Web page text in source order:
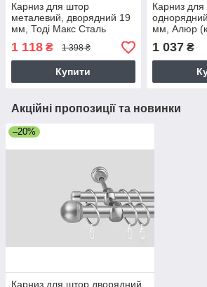
Карниз для штор
металевий, дворядний 19
мм, Тоді Макс Сталь
1 118 ₴ 1 398 ₴
Купити
Карниз
мм, Алюр
1 037₴
Акційні пропозиції та новинки
–20%
Карниз для штор дворядний